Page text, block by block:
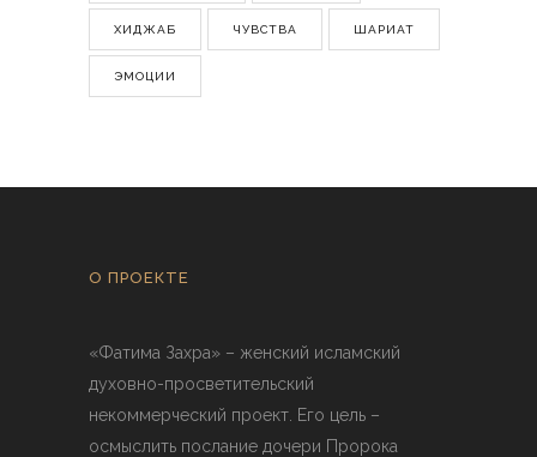
ХИДЖАБ ЧУВСТВА ШАРИАТ
ЭМОЦИИ
О ПРОЕКТЕ
«Фатима Захра» – женский исламский
духовно-просветительский
некоммерческий проект. Его цель –
осмыслить послание дочери Пророка